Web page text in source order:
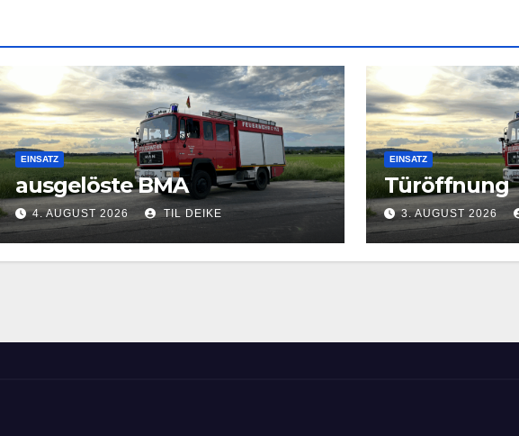
EINSATZ
ausgelöste BMA
4. AUGUST 2026 TIL DEIKE
EINSATZ
Türöffnung
3. AUGUST 2026